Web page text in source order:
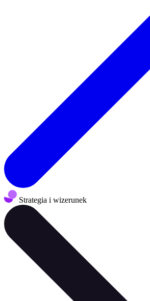
Strategia i wizerunek